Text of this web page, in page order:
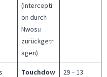
(Intercepti
on durch
Nwosu
zurückgetr
agen)
Touchdow
29 – 13